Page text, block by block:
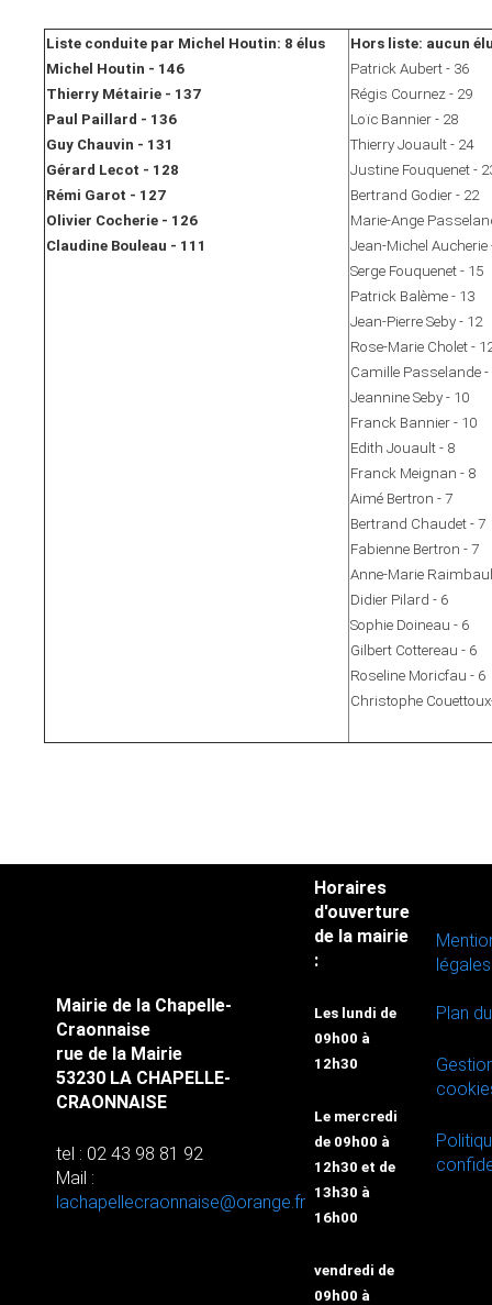
Liste conduite par Michel Houtin: 8 élus
Michel Houtin - 146
Thierry Métairie - 137
Paul Paillard - 136
Guy Chauvin - 131
Gérard Lecot - 128
Rémi Garot - 127
Olivier Cocherie - 126
Claudine Bouleau - 111
Hors liste: aucun
Patrick Aubert - 36
Régis Cournez - 29
Loïc Bannier - 28
Thierry Jouault - 24
Justine Fouquenet -
Bertrand Godier - 22
Marie-Ange
Jean-Michel Aucherie
Serge Fouquenet - 15
Patrick Balème - 13
Jean-Pierre Seby - 12
Rose-Marie Cholet -
Camille Passelande -
Jeannine Seby - 10
Franck Bannier - 10
Edith Jouault - 8
Franck Meignan - 8
Aimé Bertron - 7
Bertrand Chaudet - 7
Fabienne Bertron - 7
Anne-Marie
Didier Pilard - 6
Sophie Doineau - 6
Gilbert Cottereau - 6
Roseline Moricfau - 6
Christophe
Mairie de la Chapelle-
Craonnaise
rue de la Mairie
53230 LA CHAPELLE-
CRAONNAISE
tel : 02 43 98 81 92
Mail :
lachapellecraonnaise@orange.fr
Horaires
d'ouverture
de la mairie
:
Les lundi de
09h00 à
12h30
Le mercredi
de 09h00 à
12h30 et de
13h30 à
16h00
vendredi de
09h00 à
légales
Plan